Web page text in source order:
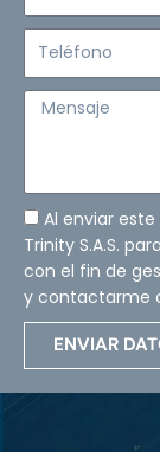
Mensaje
Al enviar
Trinity S.A.S.
con el fin de
y contactarme
ENVIAR